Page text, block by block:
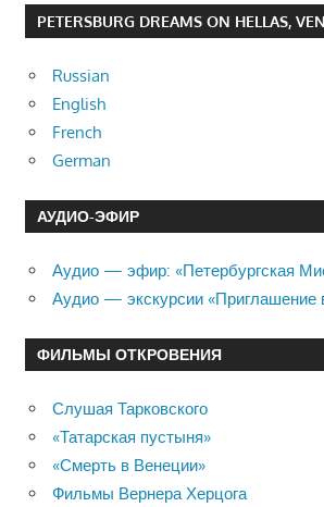
PETERSBURG DREAMS ON HELLAS,
Russian
English
French
German
АУДИО-ЭФИР
Аудио — эфир: «Петербургская
Аудио — экскурсии «Приглашение
ФИЛЬМЫ ОТКРОВЕНИЯ
Слушая Тарковского
«Татарская пустыня»
«Смерть в Венеции»
Фильмы Вернера Херцога